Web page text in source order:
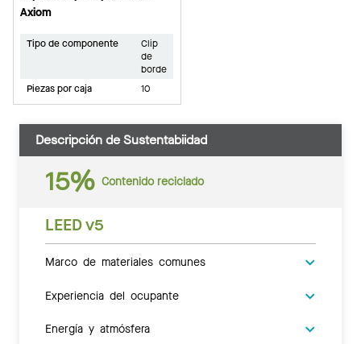
Axiom
Tipo de componente
Clip
de
borde
Piezas por caja
10
Descripción de Sustentabiidad
15% Contenido reciclado
LEED v5
Marco de materiales comunes
Experiencia del ocupante
Energía y atmósfera